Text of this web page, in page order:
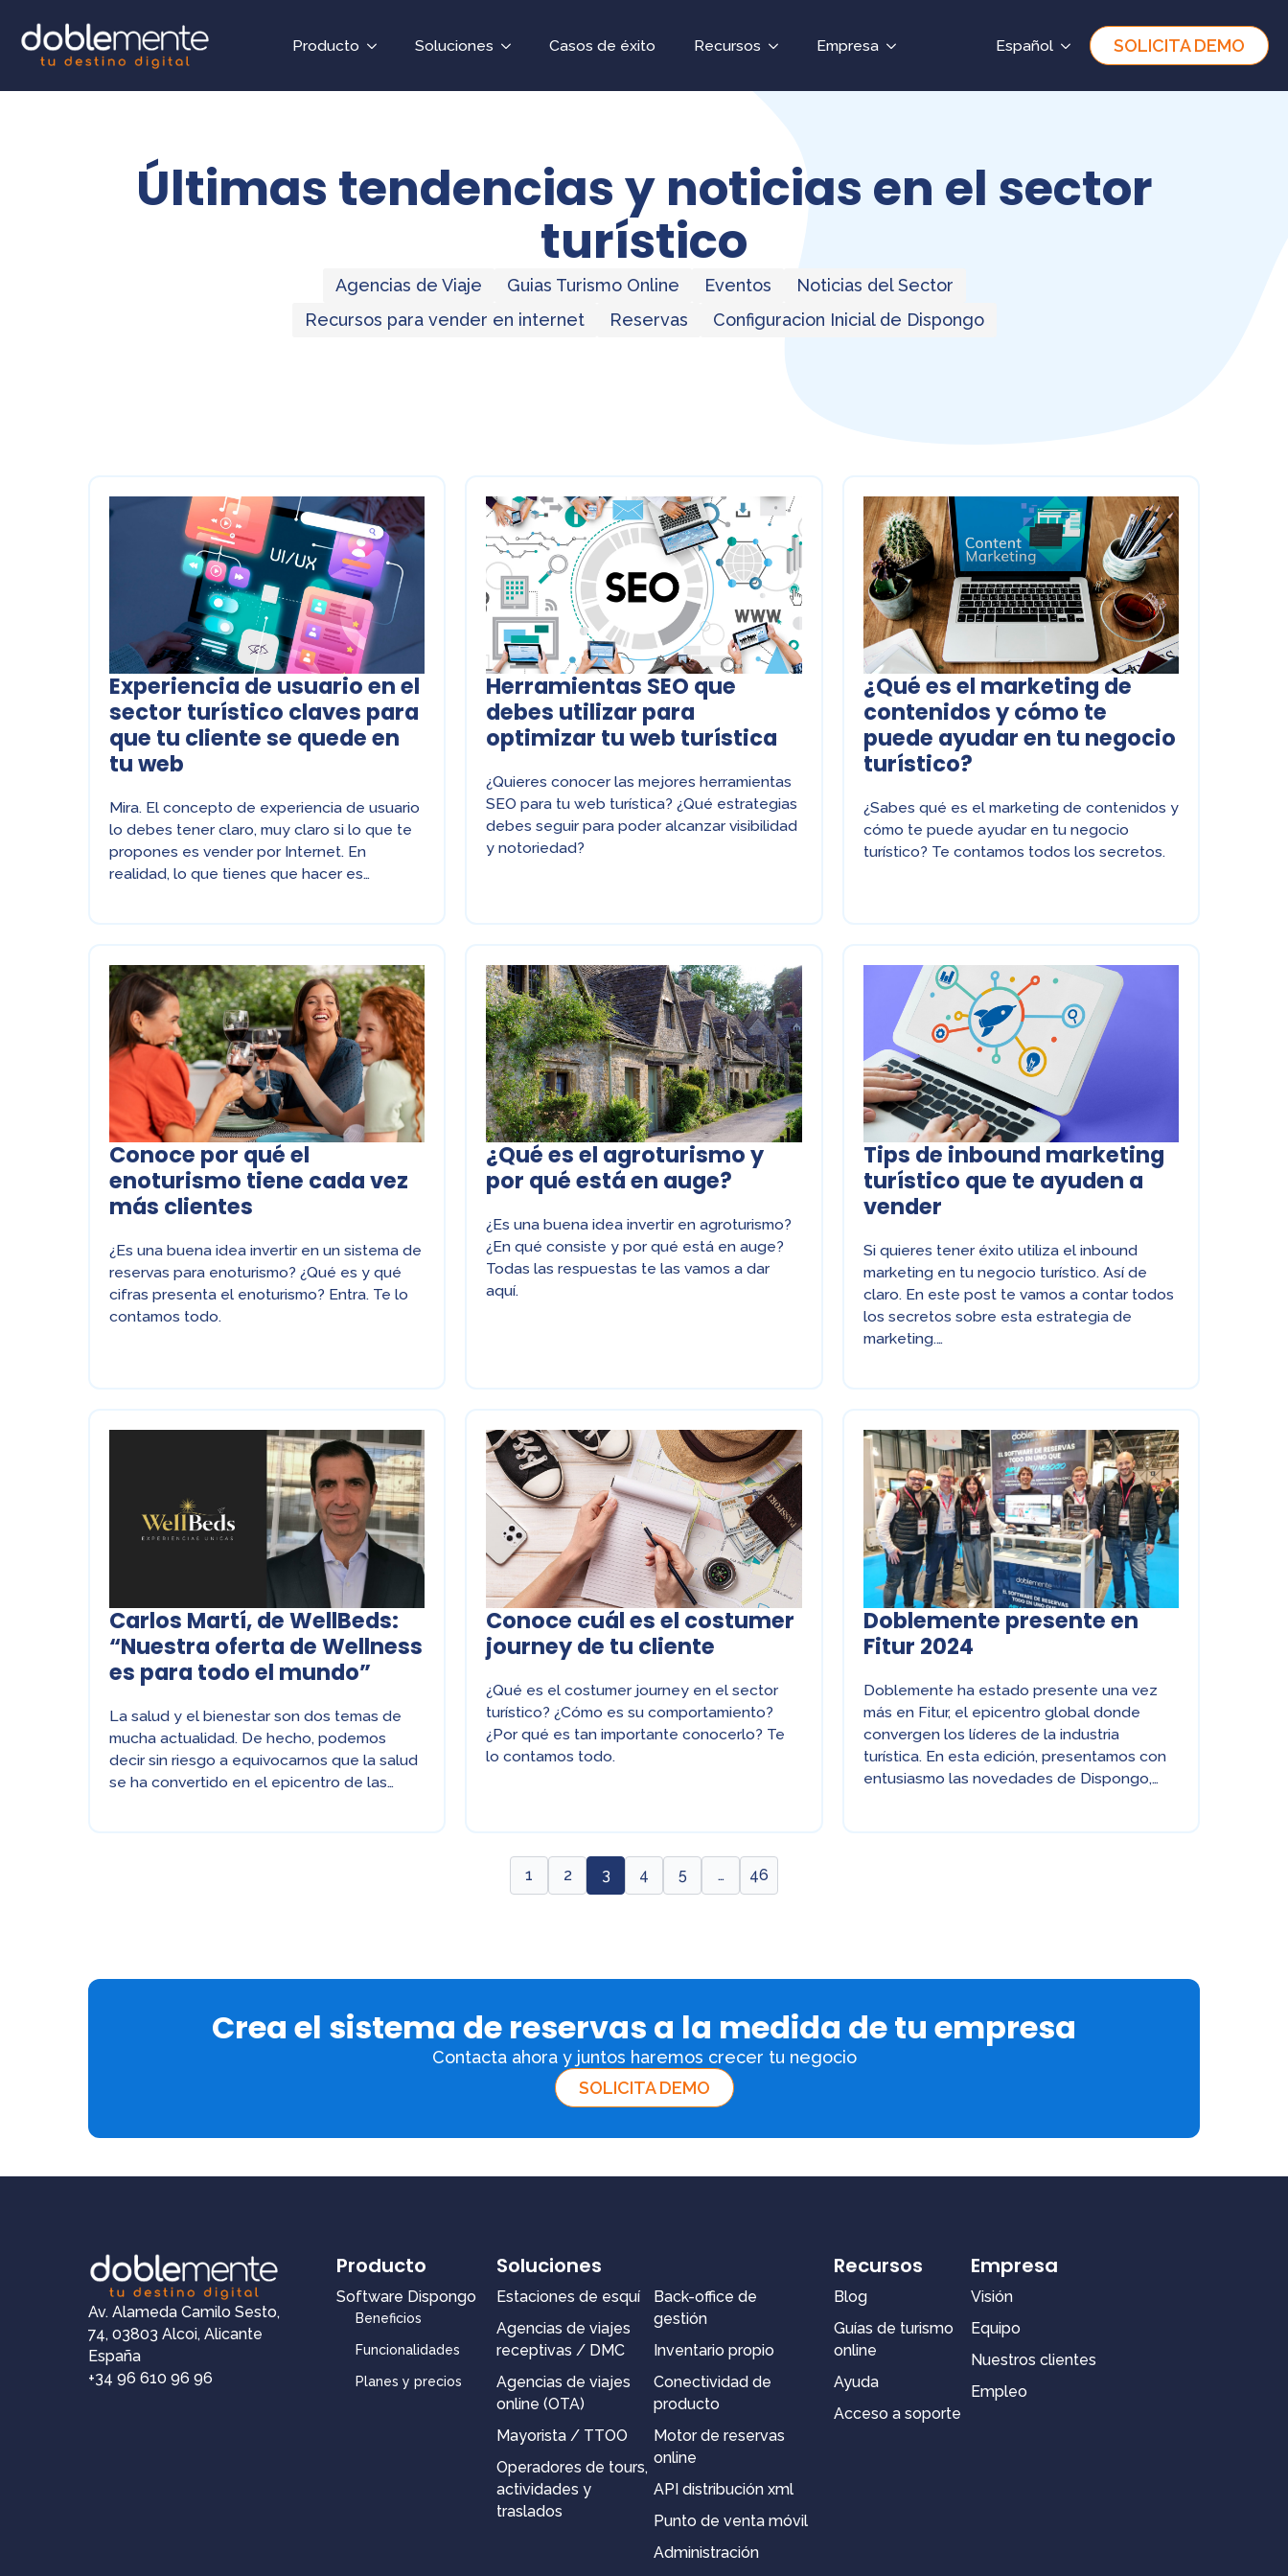
Producto Soluciones Casos de éxito Recursos Empresa Español SOLICITA DEMO
Últimas tendencias y noticias en el sector
turístico
Agencias de Viaje Guias Turismo Online Eventos
Noticias del Sector
Recursos para vender en internet
Reservas Configuracion Inicial de Dispongo
Experiencia de usuario en el
sector turístico claves para
que tu cliente se quede en
tu web
Mira. El concepto de experiencia de usuario
lo debes tener claro, muy claro si lo que te
propones es vender por Internet. En
realidad, lo que tienes que hacer es…
Herramientas SEO que
debes utilizar para
optimizar tu web turística
¿Quieres conocer las mejores herramientas
SEO para tu web turística? ¿Qué estrategias
debes seguir para poder alcanzar visibilidad
y notoriedad?
¿Qué es el marketing de
contenidos y cómo te
puede ayudar en tu negocio
turístico?
¿Sabes qué es el marketing de contenidos y
cómo te puede ayudar en tu negocio
turístico? Te contamos todos los secretos.
Conoce por qué el
enoturismo tiene cada vez
más clientes
¿Es una buena idea invertir en un sistema de
reservas para enoturismo? ¿Qué es y qué
cifras presenta el enoturismo? Entra. Te lo
contamos todo.
¿Qué es el agroturismo y
por qué está en auge?
¿Es una buena idea invertir en agroturismo?
¿En qué consiste y por qué está en auge?
Todas las respuestas te las vamos a dar
aquí.
Tips de inbound marketing
turístico que te ayuden a
vender
Si quieres tener éxito utiliza el inbound
marketing en tu negocio turístico. Así de
claro. En este post te vamos a contar todos
los secretos sobre esta estrategia de
marketing.…
Carlos Martí, de WellBeds:
“Nuestra oferta de Wellness
es para todo el mundo”
La salud y el bienestar son dos temas de
mucha actualidad. De hecho, podemos
decir sin riesgo a equivocarnos que la salud
se ha convertido en el epicentro de las…
Conoce cuál es el costumer
journey de tu cliente
¿Qué es el costumer journey en el sector
turístico? ¿Cómo es su comportamiento?
¿Por qué es tan importante conocerlo? Te
lo contamos todo.
Doblemente presente en
Fitur 2024
Doblemente ha estado presente una vez
más en Fitur, el epicentro global donde
convergen los líderes de la industria
turística. En esta edición, presentamos con
entusiasmo las novedades de Dispongo,…
1 2 3 4 5 … 46
Crea el sistema de reservas a la medida de tu empresa
Contacta ahora y juntos haremos crecer tu negocio
SOLICITA DEMO
Av. Alameda Camilo Sesto,
74, 03803 Alcoi, Alicante
España
+34 96 610 96 96
Producto
Software Dispongo
Beneficios
Funcionalidades
Planes y precios
Soluciones
Estaciones de esquí
Agencias de viajes
receptivas / DMC
Agencias de viajes
online (OTA)
Mayorista / TTOO
Operadores de tours,
actividades y
traslados
Back-office de
gestión
Inventario propio
Conectividad de
producto
Motor de reservas
online
API distribución xml
Punto de venta móvil
Administración
Recursos
Blog
Guías de turismo
online
Ayuda
Acceso a soporte
Empresa
Visión
Equipo
Nuestros clientes
Empleo